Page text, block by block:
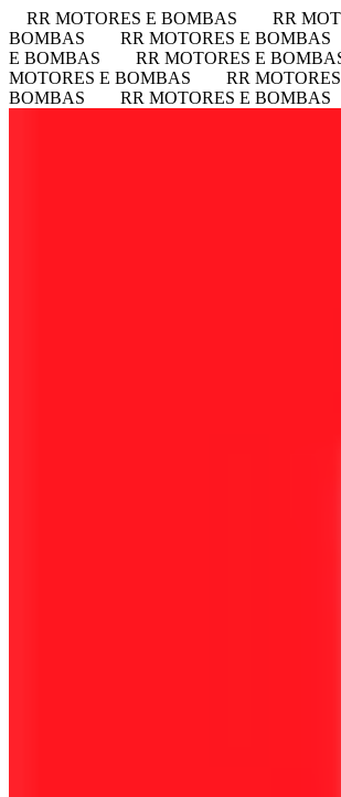
RR MOTORES E BOMBAS
RR
BOMBAS
RR MOTORES E BOMBAS
E BOMBAS
RR MOTORES E
MOTORES E BOMBAS
RR
BOMBAS
RR MOTORES E BOMBAS